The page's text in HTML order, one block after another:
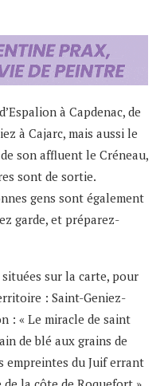
à Capdenac, de
à Cajarc, mais aussi le
son affluent le Créneau,
sont de sortie.
gens sont également
garde, et préparez-
sur la carte, pour
: Saint-Geniez-
: « Le miracle de saint
de blé aux grains de
empreintes du Juif errant